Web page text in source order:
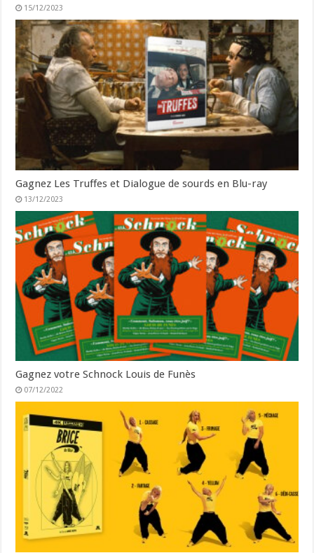
15/12/2023
Gagnez Les Truffes et Dialogue de sourds en Blu-ray
13/12/2023
Gagnez votre Schnock Louis de Funès
07/12/2022